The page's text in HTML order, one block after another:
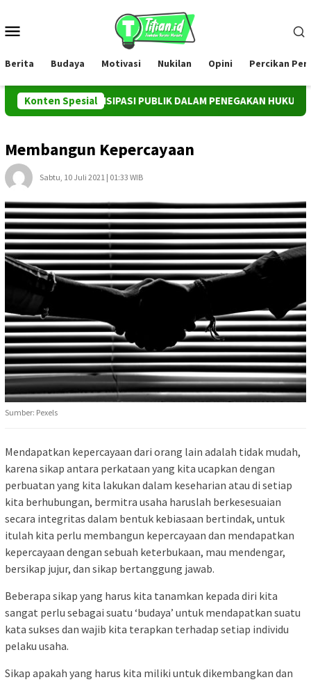
konten
Berita Budaya Motivasi Nukilan Opini Percikan
Konten Spesial
PARTISIPASI PUBLIK DALAM PENEGAKAN HUKUM
Membangun Kepercayaan
Sabtu, 10 Juli 2021 | 01:33 WIB
Sumber: Pexels
Mendapatkan kepercayaan dari orang lain adalah tidak mudah,
karena sikap antara perkataan yang kita ucapkan dengan
perbuatan yang kita lakukan dalam keseharian atau di setiap
kita berhubungan, bermitra usaha haruslah berkesesuaian
secara integritas dalam bentuk kebiasaan bertindak, untuk
itulah kita perlu membangun kepercayaan dan mendapatkan
kepercayaan dengan sebuah keterbukaan, mau mendengar,
bersikap jujur, dan sikap bertanggung jawab.
Beberapa sikap yang harus kita tanamkan kepada diri kita
sangat perlu sebagai suatu ‘budaya’ untuk mendapatkan suatu
kata sukses dan wajib kita terapkan terhadap setiap individu
pelaku usaha.
Sikap apakah yang harus kita miliki untuk dikembangkan dan